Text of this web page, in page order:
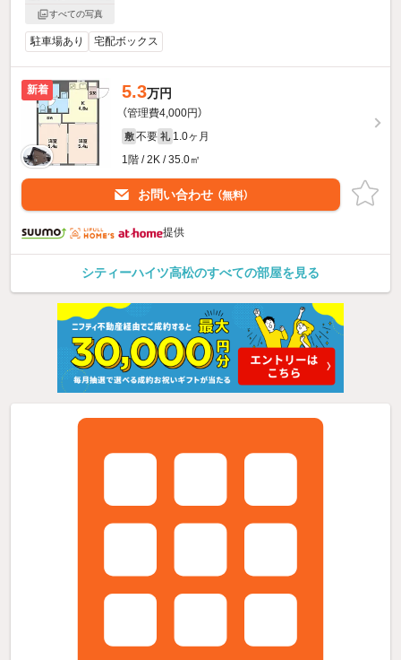
すべての写真
駐車場あり 宅配ボックス
新着 5.3万円
（管理費4,000円）
敷 不要 礼 1.0ヶ月
1階 / 2K / 35.0㎡
お問い合わせ （無料）
提供
シティーハイツ高松のすべての部屋を見る